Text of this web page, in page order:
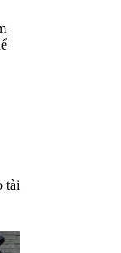
tài